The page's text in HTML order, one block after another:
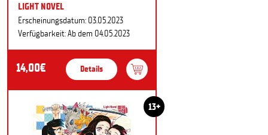
LIGHT NOVEL
Erscheinungsdatum: 03.05.2023
Verfügbarkeit: Ab dem 04.05.2023
14,00€ Details
13+